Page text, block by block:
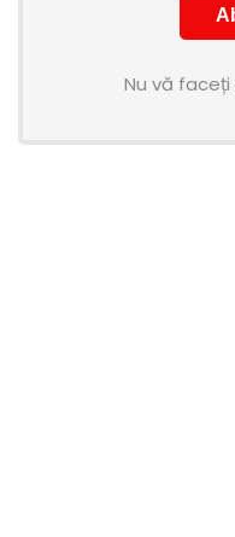
Nu vă